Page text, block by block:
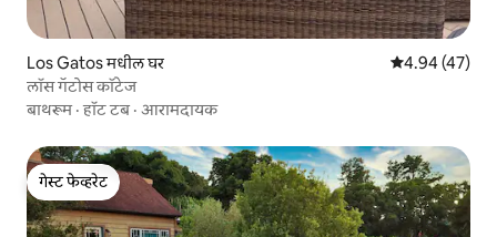
Los Gatos मधील घर 5 पैकी 4.94
4.94 (47)
लॉस गॅटोस कॉटेज
बाथरूम·हॉट टब· आरामदायक
गेस्ट फेव्हरेट
गेस्ट फेव्हरेट